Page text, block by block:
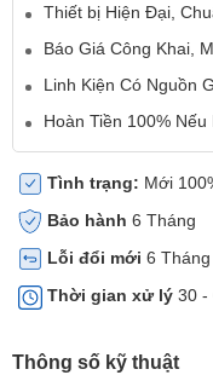
Thiết bị Hiện Đại,
Báo Giá Công Khai,
Linh Kiện Có Nguồn
Hoàn Tiền 100%
Tình trạng: Mới
Bảo hành 6 Tháng
Lỗi đổi mới 6 Tháng
Thời gian xử lý 30 -
Thông số kỹ thuật